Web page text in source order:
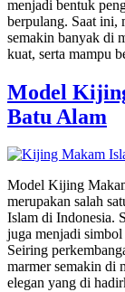
menjadi bentuk
berpulang. Saat ini,
semakin banyak di
kuat, serta mampu
Model
Batu Alam
Model Kijing
merupakan salah
Islam di Indonesia.
juga menjadi
Seiring
marmer semakin di
elegan yang di